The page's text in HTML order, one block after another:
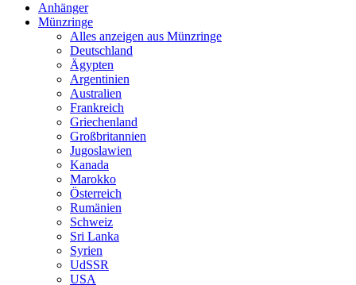
Anhänger
Münzringe
Alles anzeigen aus Münzringe
Deutschland
Ägypten
Argentinien
Australien
Frankreich
Griechenland
Großbritannien
Jugoslawien
Kanada
Marokko
Österreich
Rumänien
Schweiz
Sri Lanka
Syrien
UdSSR
USA